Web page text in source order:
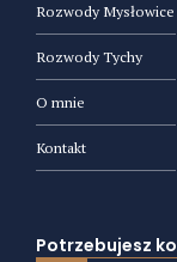
Rozwody Mysłowice
Rozwody Tychy
O mnie
Kontakt
Potrzebujesz